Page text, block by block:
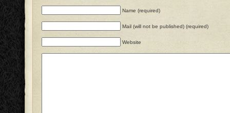
Name (required)
Mail (will not be published) (required)
Website